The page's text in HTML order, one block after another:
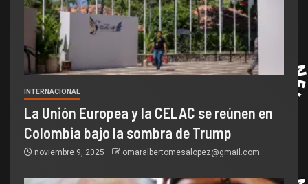
INTERNACIONAL
La Unión Europea y la CELAC se reúnen en
Colombia bajo la sombra de Trump
noviembre 9, 2025 omaralbertomesalopez@gmail.com